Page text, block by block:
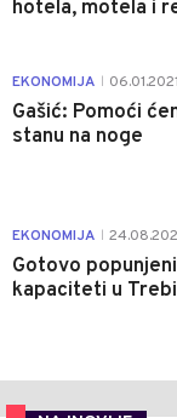
hotela, motela i
EKONOMIJA
Gašić: Pomoći
stanu na noge
EKONOMIJA
Gotovo
kapaciteti u